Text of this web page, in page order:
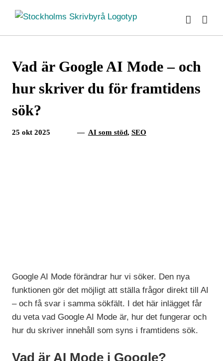
innehållet
Vad är Google AI Mode – och
hur skriver du för framtidens
sök?
25 okt 2025 — AI som stöd, SEO
Google AI Mode förändrar hur vi söker. Den nya
funktionen gör det möjligt att ställa frågor direkt till AI
– och få svar i samma sökfält. I det här inlägget får
du veta vad Google AI Mode är, hur det fungerar och
hur du skriver innehåll som syns i framtidens sök.
Vad är AI Mode i Google?